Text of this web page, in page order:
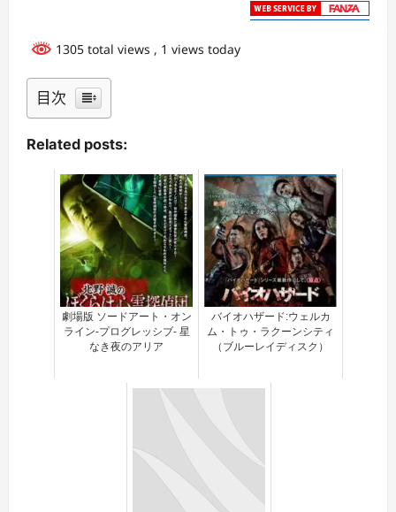
1305 total views , 1 views today
目次
Related posts:
劇場版 ソードアート・オン
ライン-プログレッシブ- 星
なき夜のアリア
バイオハザード:ウェルカ
ム・トゥ・ラクーンシティ
（ブルーレイディスク）